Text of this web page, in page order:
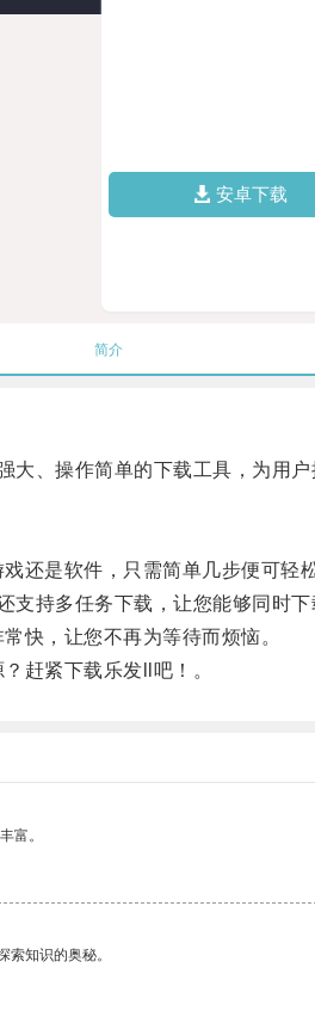
安卓下载
简介
、操作简单的下载工具，为用户
是软件，只需简单几步便可轻松
持多任务下载，让您能够同时下
，让您不再为等待而烦恼。
紧下载乐发ll吧！。
富。
知识的奥秘。